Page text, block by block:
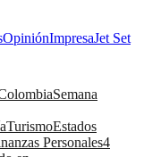
OpiniónImpresaJet Set
Semana
TurismoEstados
Personales4